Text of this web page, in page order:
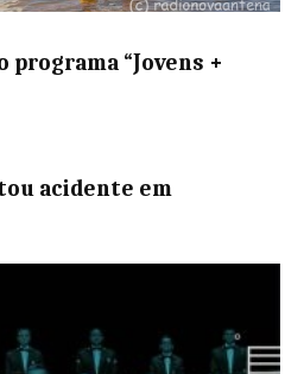
programa “Jovens +
acidente em